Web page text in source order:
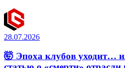
28.07.2026
🤯 Эпоха клубов уходит…